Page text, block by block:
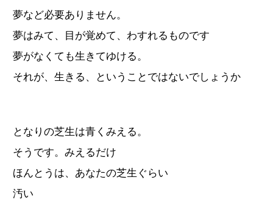
夢など必要ありません。
夢はみて、目が覚めて、わすれるものです
夢がなくても生きてゆける。
それが、生きる、ということではないでしょうか
となりの芝生は青くみえる。
そうです。みえるだけ
ほんとうは、あなたの芝生ぐらい
汚い